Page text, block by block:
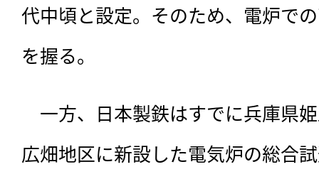
代中頃と設定。そのため、電炉で
を握る。
一方、日本製鉄はすでに兵庫県
広畑地区に新設した電気炉の総合